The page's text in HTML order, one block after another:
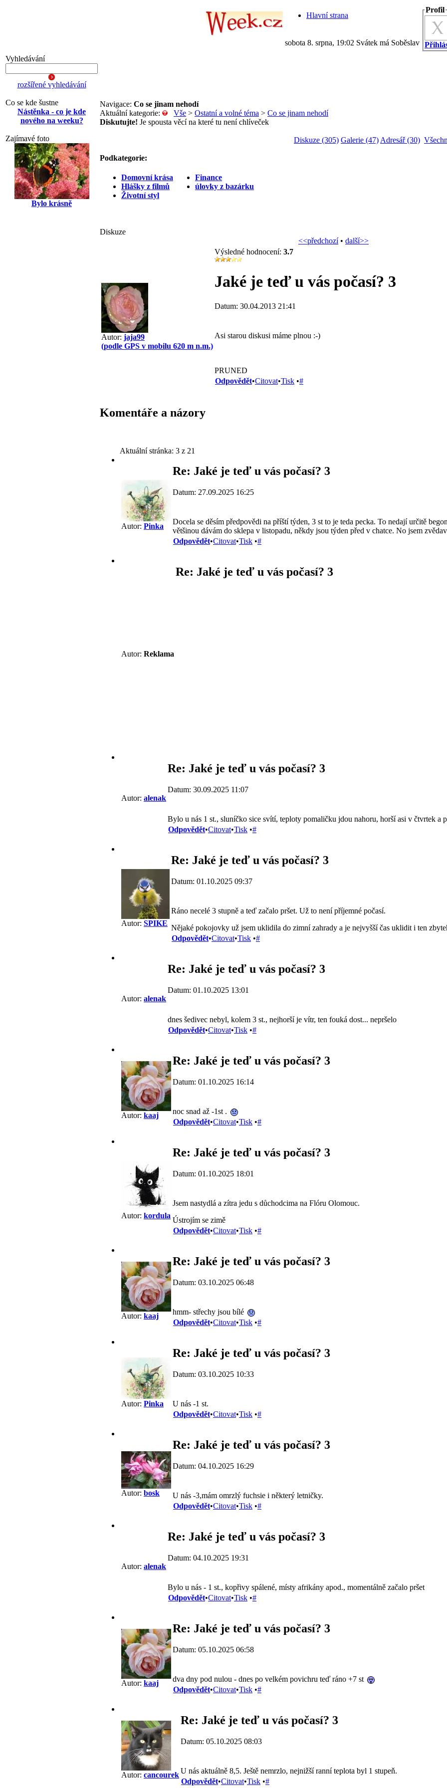
Hlavní strana
sobota 8. srpna, 19:02 Svátek má Soběslav
Profil
Vyhledávání
rozšířené vyhledávání
Co se kde šustne
Nástěnka - co je kde
nového na weeku?
Zajímavé foto
Bylo krásně
Navigace: Co se jinam nehodí
Aktuální kategorie: Vše > Ostatní a volné téma > Co se jinam nehodí
Diskutujte! Je spousta věcí na které tu není chlíveček
Diskuze (305) Galerie (47) Adresář (30)
Podkategorie:
Domovní krása
Hlášky z filmů
Životní styl
Finance
úlovky z bazárku
Diskuze
<<předchozí• další>>
Autor: jaja99
(podle GPS v mobilu 620 m n.m.)
Výsledné hodnocení: 3.7
Jaké je teď u vás počasí? 3
Datum: 30.04.2013 21:41
Asi starou diskusi máme plnou :-)
PRUNED
Odpovědět•Citovat•Tisk •#
Komentáře a názory
Aktuální stránka: 3 z 21
Autor: Pinka
Re: Jaké je teď u vás počasí? 3
Datum: 27.09.2025 16:25
Docela se děsím předpovědi na příští týden, 3 st to je teda pecka. To nedají určitě
většinou dávám do sklepa v listopadu, někdy jsou týden před v chatce. No jsem
Odpovědět•Citovat•Tisk •#
Autor: Reklama
Re: Jaké je teď u vás počasí? 3
Autor: alenak
Re: Jaké je teď u vás počasí? 3
Datum: 30.09.2025 11:07
Bylo u nás 1 st., sluníčko sice svítí, teploty pomaličku jdou nahoru, horší asi v čtvrtek a
Odpovědět•Citovat•Tisk •#
Autor: SPIKE
Re: Jaké je teď u vás počasí? 3
Datum: 01.10.2025 09:37
Ráno necelé 3 stupně a teď začalo pršet. Už to není příjemné počasí.
Nějaké pokojovky už jsem uklidila do zimní zahrady a je nejvyšší čas uklidit i ten
Odpovědět•Citovat•Tisk •#
Autor: alenak
Re: Jaké je teď u vás počasí? 3
Datum: 01.10.2025 13:01
dnes šedivec nebyl, kolem 3 st., nejhorší je vítr, ten fouká dost... nepršelo
Odpovědět•Citovat•Tisk •#
Autor: kaaj
Re: Jaké je teď u vás počasí? 3
Datum: 01.10.2025 16:14
noc snad až -1st .
Odpovědět•Citovat•Tisk •#
Autor: kordula
Re: Jaké je teď u vás počasí? 3
Datum: 01.10.2025 18:01
Jsem nastydlá a zítra jedu s důchodcima na Flóru Olomouc.
Ústrojím se zimě
Odpovědět•Citovat•Tisk •#
Autor: kaaj
Re: Jaké je teď u vás počasí? 3
Datum: 03.10.2025 06:48
hmm- střechy jsou bílé
Odpovědět•Citovat•Tisk •#
Autor: Pinka
Re: Jaké je teď u vás počasí? 3
Datum: 03.10.2025 10:33
U nás -1 st.
Odpovědět•Citovat•Tisk •#
Autor: bosk
Re: Jaké je teď u vás počasí? 3
Datum: 04.10.2025 16:29
U nás -3,mám omrzlý fuchsie i některý letničky.
Odpovědět•Citovat•Tisk •#
Autor: alenak
Re: Jaké je teď u vás počasí? 3
Datum: 04.10.2025 19:31
Bylo u nás - 1 st., kopřivy spálené, místy afrikány apod., momentálně začalo pršet
Odpovědět•Citovat•Tisk •#
Autor: kaaj
Re: Jaké je teď u vás počasí? 3
Datum: 05.10.2025 06:58
dva dny pod nulou - dnes po velkém povichru teď ráno +7 st
Odpovědět•Citovat•Tisk •#
Autor: cancourek
Re: Jaké je teď u vás počasí? 3
Datum: 05.10.2025 08:03
U nás aktuálně 8,5. Ještě nemrzlo, nejnižší ranní teplota byl 1 stupeň.
Odpovědět•Citovat•Tisk •#